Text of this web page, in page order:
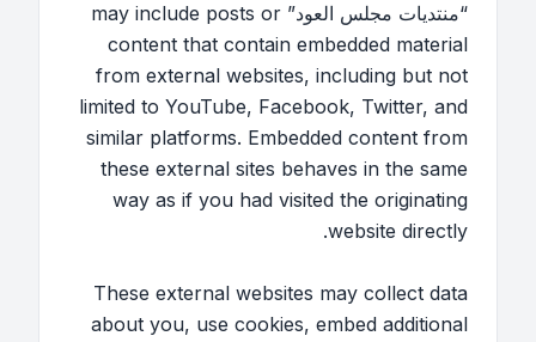
“منتديات مجلس العود” may include posts or
content that contain embedded material
from external websites, including but not
limited to YouTube, Facebook, Twitter, and
similar platforms. Embedded content from
these external sites behaves in the same
way as if you had visited the originating
website directly.
These external websites may collect data
about you, use cookies, embed additional